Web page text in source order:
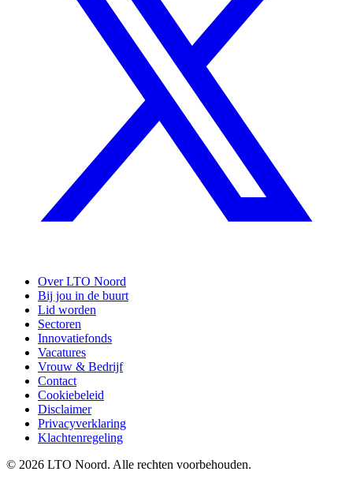
Over LTO Noord
Bij jou in de buurt
Lid worden
Sectoren
Innovatiefonds
Vacatures
Vrouw & Bedrijf
Contact
Cookiebeleid
Disclaimer
Privacyverklaring
Klachtenregeling
© 2026 LTO Noord. Alle rechten voorbehouden.